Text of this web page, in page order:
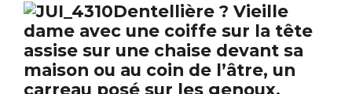
Dentellière ? Vieille
dame avec une coiffe sur la tête
assise sur une chaise devant sa
maison ou au coin de l’âtre, un
carreau posé sur les genoux,